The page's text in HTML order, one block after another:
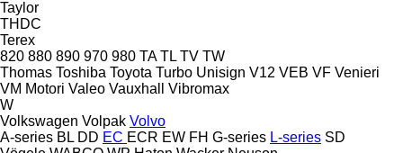
Taylor
THDC
Terex
820 880 890 970 980 TA TL TV TW
Thomas Toshiba Toyota Turbo Unisign V12 VEB VF Venieri
VM Motori Valeo Vauxhall
Vibromax
W
Volkswagen Volpak Volvo
A-series BL DD EC ECR EW FH G-series L-series SD